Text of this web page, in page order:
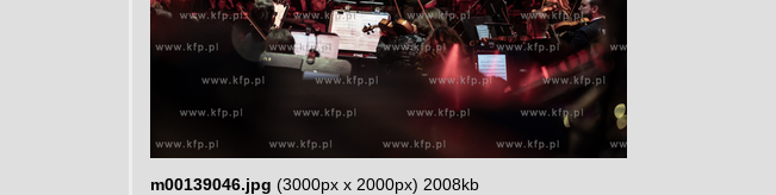
m00139046.jpg (3000px x 2000px) 2008kb